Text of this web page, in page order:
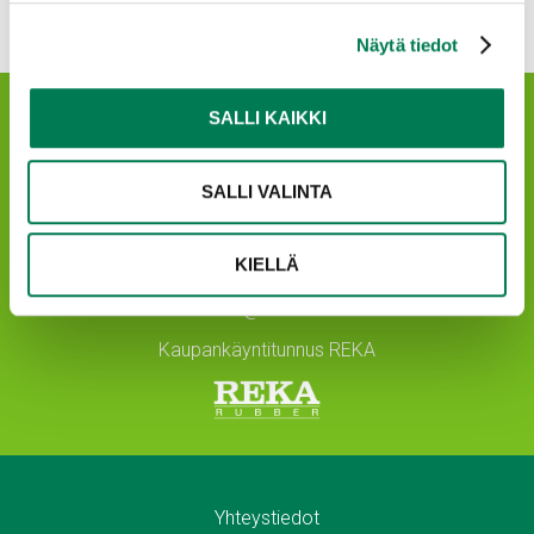
Näytä tiedot
SALLI KAIKKI
SALLI VALINTA
KIELLÄ
Reka Industrial Oyj
Y-tunnus 0693494-7
Kaupankäyntitunnus REKA
Yhteystiedot